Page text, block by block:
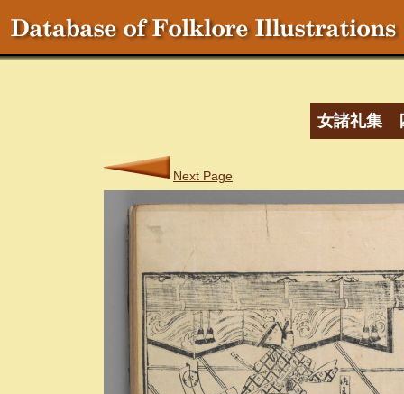
女諸礼集
Next Page